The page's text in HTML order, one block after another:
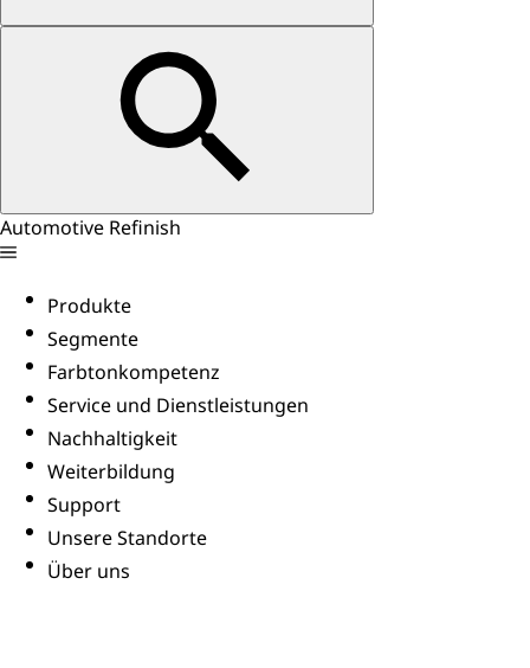
Automotive Refinish
Produkte
Segmente
Farbtonkompetenz
Service und Dienstleistungen
Nachhaltigkeit
Weiterbildung
Support
Unsere Standorte
Über uns